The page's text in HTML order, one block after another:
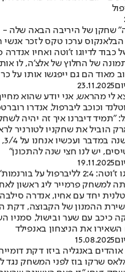
שחקן של היריבה הבאה שלה -
הבלאנקוס ערכו טקס לזכר
כבוד לדיוגו ז'וטה ואחיו
של החלוץ של אלצ'ה, לו
מאוד הם גם ייפגשו אותו על
23.11.2025
לי מהראש, אני יודע שהוא
וכוכב ליברפול, אנדרו
"תמיד דיברנו איך זה יהיה
יש לנו חצי שנה להתכונן"
19.11.2025
במשחק משוגע
למשחק פרמייר ליג ראשון
יחד עם אחיו, אנדרה
ההמנון של הקבוצה, דקת
כיכב עם שער ובישול, סמניו
את הניצחון באנפילד
15.08.2025
באנגליה ביזו דקת
שרקו בוז לפני המשחק נגד